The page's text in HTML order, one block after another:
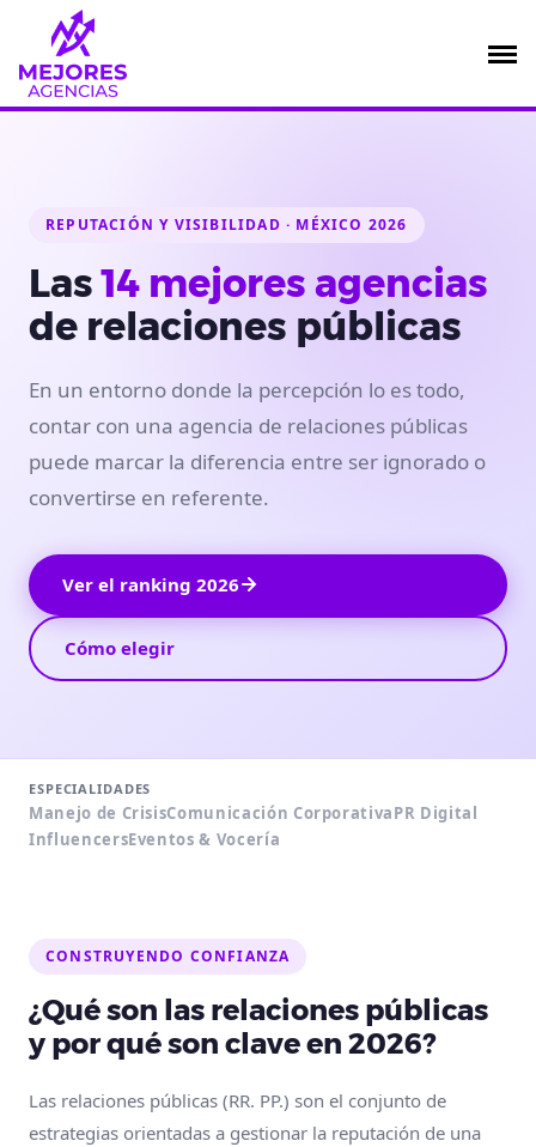
contenido
REPUTACIÓN Y VISIBILIDAD · MÉXICO 2026
Las14 mejores agencias
de relaciones públicas
En un entorno donde la percepción lo es todo,
contar con una agencia de relaciones públicas
puede marcar la diferencia entre ser ignorado o
convertirse en referente.
Ver el ranking 2026
Cómo elegir
ESPECIALIDADES
Manejo de CrisisComunicación CorporativaPR Digital
InfluencersEventos & Vocería
CONSTRUYENDO CONFIANZA
¿Qué son las relaciones públicas
y por qué son clave en 2026?
Las relaciones públicas (RR. PP.) son el conjunto de
estrategias orientadas a gestionar la reputación de una